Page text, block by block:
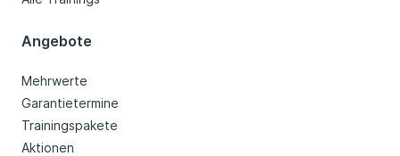
Angebote
Mehrwerte
Garantietermine
Trainingspakete
Aktionen